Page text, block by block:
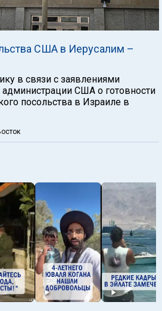
США в Иерусалим –
в связи с заявлениями
администрации США о готовности
посольства в Израиле в